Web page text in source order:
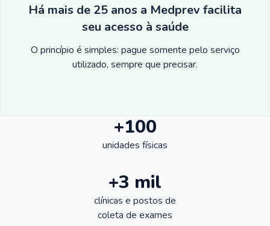
Há mais de 25 anos a Medprev facilita
seu acesso à saúde
O princípio é simples: pague somente pelo serviço
utilizado, sempre que precisar.
+100
unidades físicas
+3 mil
clínicas e postos de
coleta de exames